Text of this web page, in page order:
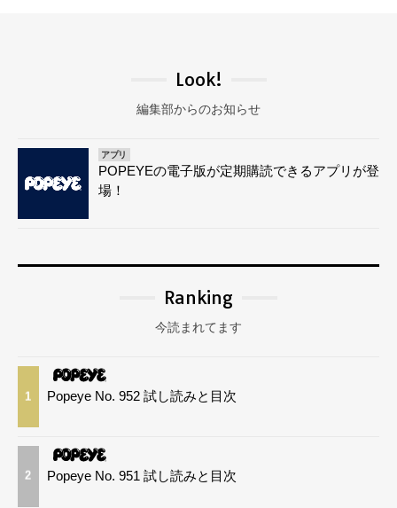
Look!
編集部からのお知らせ
アプリ
POPEYEの電子版が定期購読できるアプリが登
場！
Ranking
今読まれてます
1 Popeye No. 952 試し読みと目次
2 Popeye No. 951 試し読みと目次